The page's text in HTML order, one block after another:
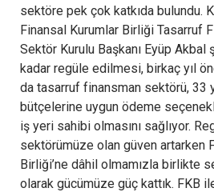
sektöre pek çok katkıda bulundu.
Finansal Kurumlar Birliği Tasarruf
Sektör Kurulu Başkanı Eyüp Akbal
kadar regüle edilmesi, birkaç yıl
da tasarruf finansman sektörü, 33
bütçelerine uygun ödeme
iş yeri sahibi olmasını sağlıyor.
sektörümüze olan güven artarken
Birliği’ne dâhil olmamızla birlikte
olarak gücümüze güç kattık. FKB